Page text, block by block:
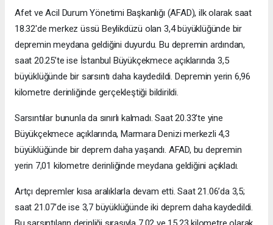
Afet ve Acil Durum Yönetimi Başkanlığı (AFAD), ilk olarak saat
18.32'de merkez üssü Beylikdüzü olan 3,4 büyüklüğünde bir
depremin meydana geldiğini duyurdu. Bu depremin ardından,
saat 20.25’te ise İstanbul Büyükçekmece açıklarında 3,5
büyüklüğünde bir sarsıntı daha kaydedildi. Depremin yerin 6,96
kilometre derinliğinde gerçekleştiği bildirildi.
Sarsıntılar bununla da sınırlı kalmadı. Saat 20.33’te yine
Büyükçekmece açıklarında, Marmara Denizi merkezli 4,3
büyüklüğünde bir deprem daha yaşandı. AFAD, bu depremin
yerin 7,01 kilometre derinliğinde meydana geldiğini açıkladı.
Artçı depremler kısa aralıklarla devam etti. Saat 21.06’da 3,5;
saat 21.07’de ise 3,7 büyüklüğünde iki deprem daha kaydedildi.